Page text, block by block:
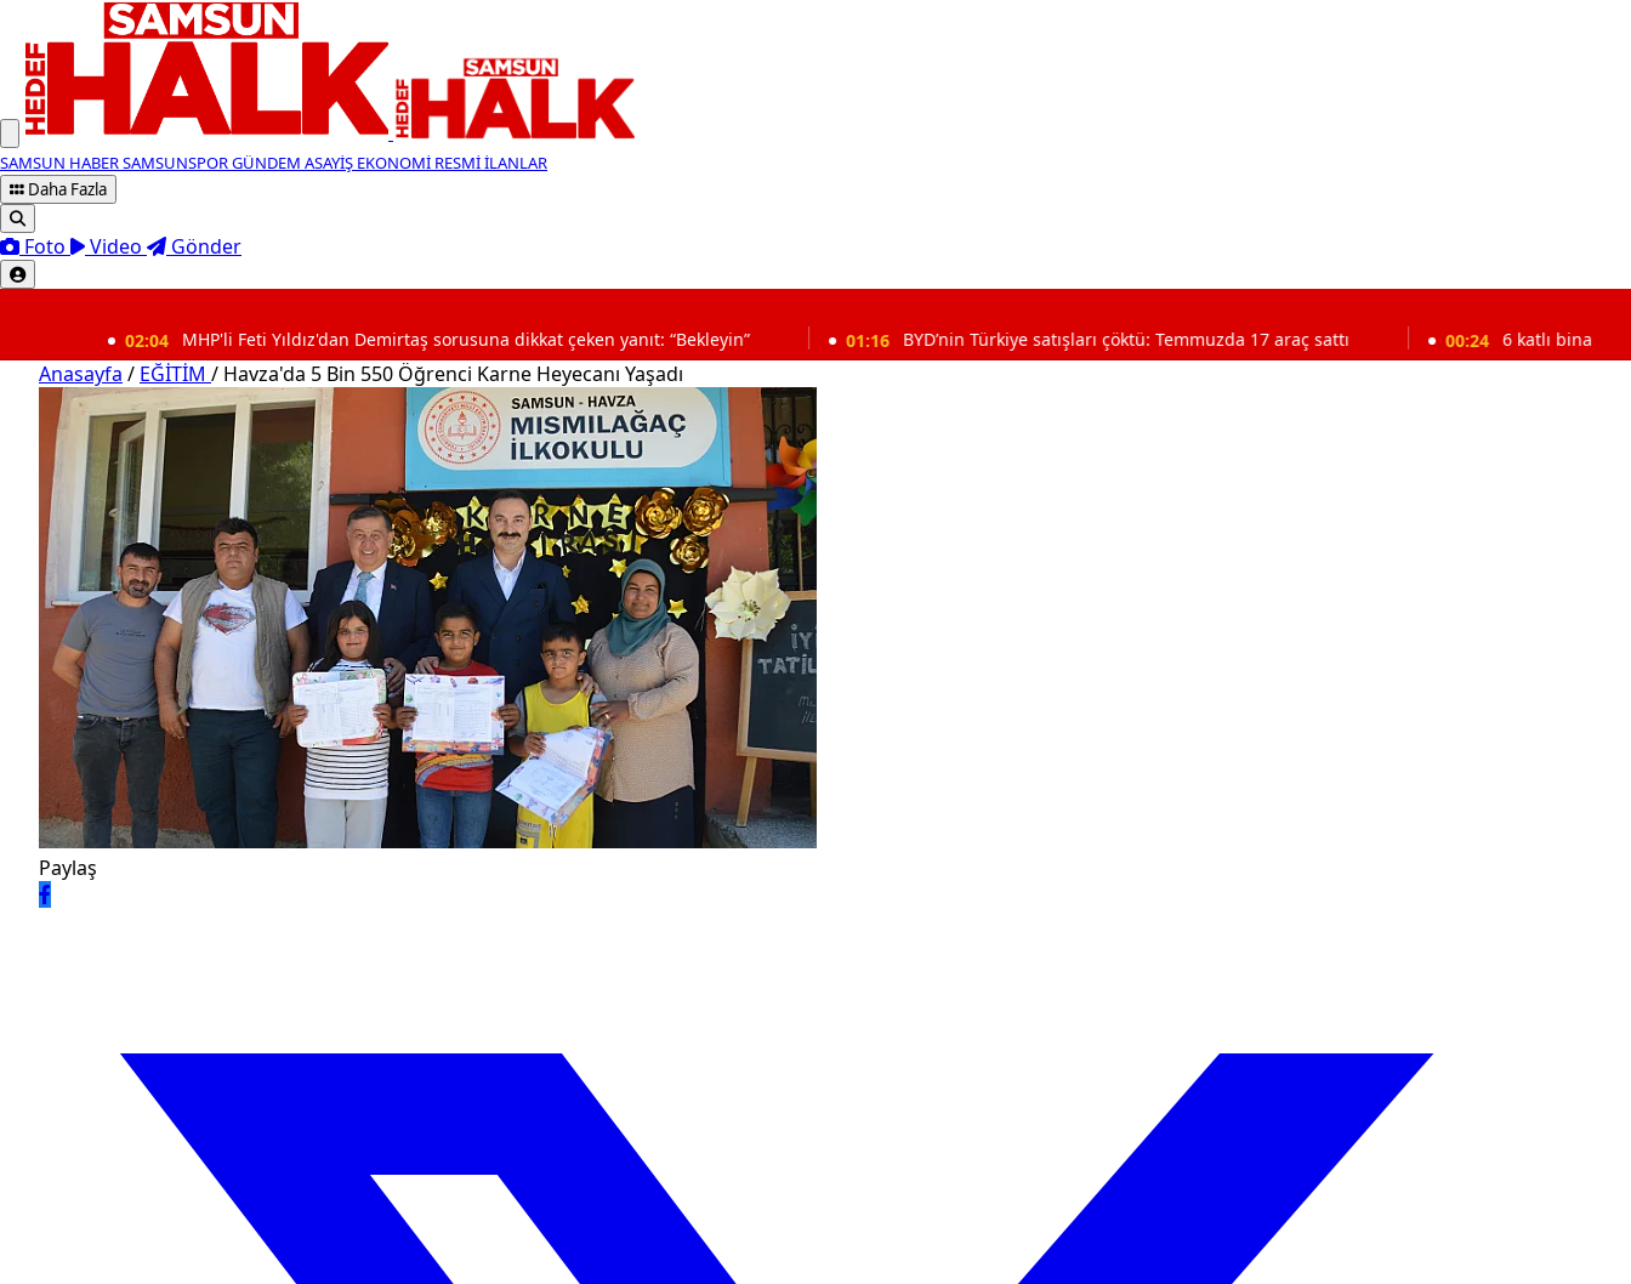
SAMSUN HABERSAMSUNSPORGÜNDEM ASAYİŞ EKONOMİ RESMİ İLANLAR
Daha Fazla
Foto Video Gönder
MHP'li Feti Yıldız'dan Demirtaş sorusuna dikkat çeken yanıt: “Bekleyin” BYD’nin Türkiye satışları çöktü: Temmuzda 17 araç sattı 6 katlı bina saniyeler içinde
Anasayfa / EĞİTİM / Havza'da 5 Bin 550 Öğrenci Karne Heyecanı Yaşadı
Paylaş